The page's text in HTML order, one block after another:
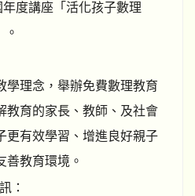
度講座「活化孩子數理
學理念，舉辦免費數理教育
教育的家長、教師、及社會
更有效學習、增進良好親子
善教育環境。
：